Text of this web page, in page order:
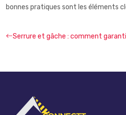
bonnes pratiques sont les éléments
Serrure et gâche : comment